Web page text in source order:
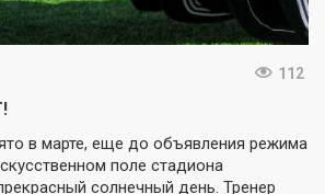
112
в марте, еще до объявления режима
поле стадиона
солнечный день. Тренер